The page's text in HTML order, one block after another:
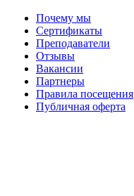
Почему мы
Сертификаты
Преподаватели
Отзывы
Вакансии
Партнеры
Правила посещения
Публичная оферта